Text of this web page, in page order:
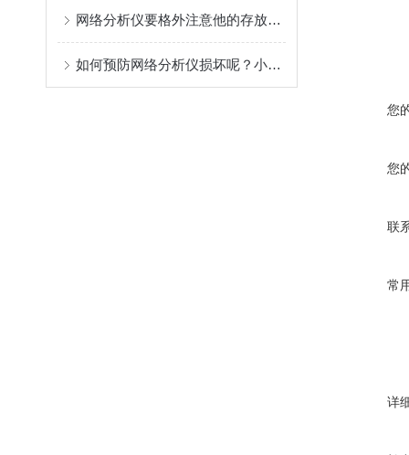
网络分析仪要格外注意他的存放位置
如何预防网络分析仪损坏呢？小编这里有妙招
您
您
联
常
详